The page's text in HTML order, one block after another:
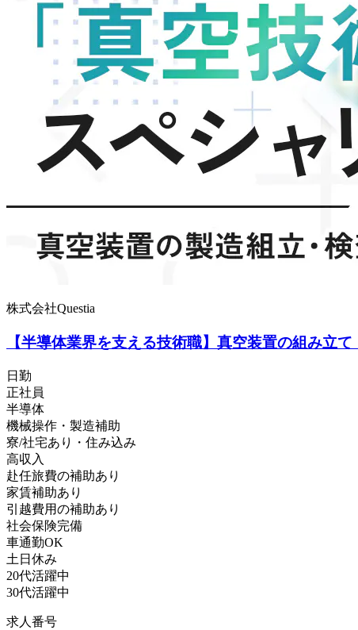
株式会社Questia
【半導体業界を支える技術職】真空装置の組み立
日勤
正社員
半導体
機械操作・製造補助
寮/社宅あり・住み込み
高収入
赴任旅費の補助あり
家賃補助あり
引越費用の補助あり
社会保険完備
車通勤OK
土日休み
20代活躍中
30代活躍中
求人番号